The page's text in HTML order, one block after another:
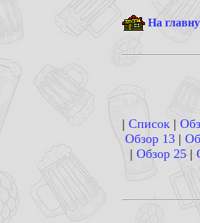
На
| Список |
Обзор 13 |
| Обзор 25|